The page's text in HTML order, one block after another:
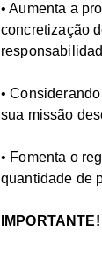
• Aumenta a
concretização
•
sua missão
• Fomenta o
quantidade de
IMPORTANTE!